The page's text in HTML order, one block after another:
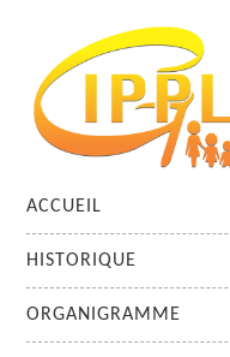
ACCUEIL
HISTORIQUE
ORGANIGRAMME